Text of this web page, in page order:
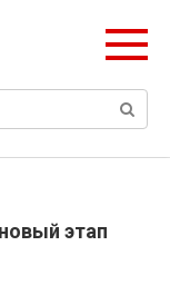
этап